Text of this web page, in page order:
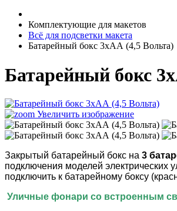
Комплектующие для макетов
Всё для подсветки макета
Батарейный бокс 3хАА (4,5 Вольта)
Батарейный бокс
Увеличить изображение
Закрытый батарейный бокс на 3
подключения моделей электрических
подключить к батарейному боксу
Уличные фонари со встроенным